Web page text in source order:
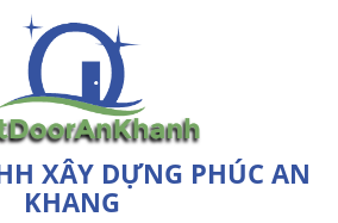
XÂY DỰNG PHÚC AN
KHANG